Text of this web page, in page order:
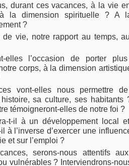
durant ces vacances, à la vie
la dimension spirituelle ? A
?
vie, notre rapport au temps,
elles l’occasion de porter plus
corps, à la dimension
vont-elles nous permettre de
sa culture, ses habitants
témoigneront-elles de notre foi ?
t-il à un développement local
à l’inverse d’exercer une
et sur l’emploi ?
serons-nous attentifs aux
vulnérables ? Interviendrons-